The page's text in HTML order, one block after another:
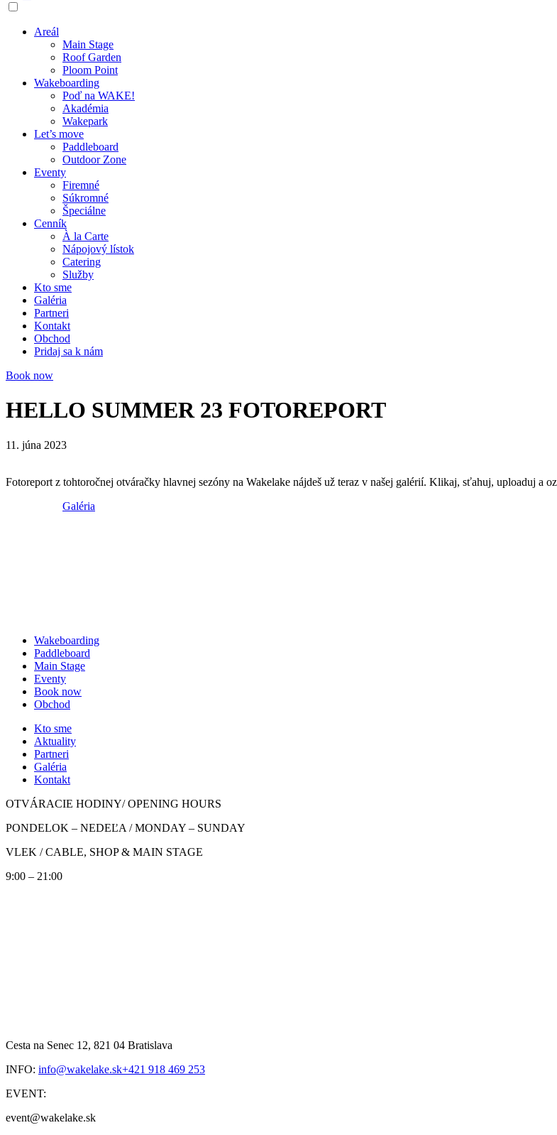
Areál
Main Stage
Roof Garden
Ploom Point
Wakeboarding
Poď na WAKE!
Akadémia
Wakepark
Let’s move
Paddleboard
Outdoor Zone
Eventy
Firemné
Súkromné
Špeciálne
Cenník
À la Carte
Nápojový lístok
Catering
Služby
Kto sme
Galéria
Partneri
Kontakt
Obchod
Pridaj sa k nám
Book now
HELLO SUMMER 23 FOTOREPORT
11. júna 2023
Fotoreport z tohtoročnej otváračky hlavnej sezóny na Wakelake nájdeš už teraz v našej galérií. Klikaj, sťahuj, uploaduj a
Galéria
Wakeboarding
Paddleboard
Main Stage
Eventy
Book now
Obchod
Kto sme
Aktuality
Partneri
Galéria
Kontakt
OTVÁRACIE HODINY/ OPENING HOURS
PONDELOK – NEDEĽA / MONDAY – SUNDAY
VLEK / CABLE, SHOP & MAIN STAGE
9:00 – 21:00
Cesta na Senec 12, 821 04 Bratislava
INFO: info@wakelake.sk+421 918 469 253
EVENT:
event@wakelake.sk